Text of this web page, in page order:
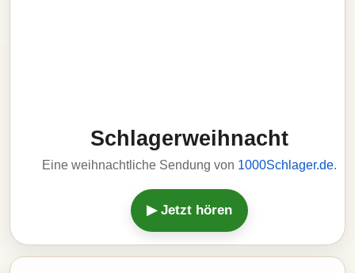
Schlagerweihnacht
Eine weihnachtliche Sendung von 1000Schlager.de.
▶ Jetzt hören